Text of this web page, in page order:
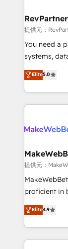
marketing
fuel long-term success
customer
ensure
and service to
HubSpot
提供元：
You need a
systems,
bridge the
combining
solve the right
only firm in
clients gain
market execution. Why B2B
Secure: Soc2
starting at $1,5k 💵 -
Global: 75+ RPers across five continents 🌐 - Scale:
HubSpot
Elite5.0
提供元：
proficient in
operational
growing
hands you
eminent
Elite4.9